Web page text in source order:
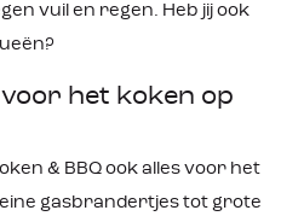
vuil en regen. Heb jij ook
voor het koken op
& BBQ ook alles voor het
gasbrandertjes tot grote